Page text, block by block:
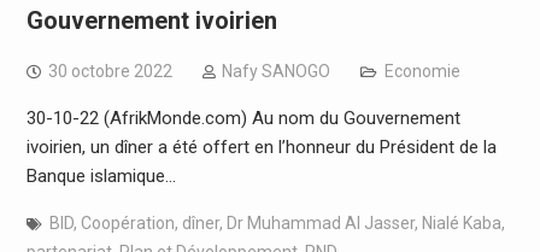
Gouvernement ivoirien
30 octobre 2022 Nafy SANOGO Economie
30-10-22 (AfrikMonde.com) Au nom du Gouvernement
ivoirien, un dîner a été offert en l’honneur du Président de la
Banque islamique…
BID, Coopération, dîner, Dr Muhammad Al Jasser, Nialé Kaba,